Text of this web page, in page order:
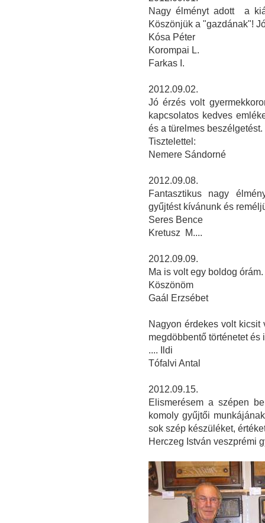
Nagy élményt adott a
Köszönjük a "gazdának"!
Kósa Péter
Korompai L.
Farkas I.
2012.09.02.
Jó érzés volt
kapcsolatos kedves
és a türelmes beszélgetést.
Tisztelettel:
Nemere Sándorné
2012.09.08.
Fantasztikus nagy
gyűjtést kívánunk és
Seres Bence
Kretusz M....
2012.09.09.
Ma is volt egy boldog
Köszönöm
Gaál Erzsébet
Nagyon érdekes volt
megdöbbentő történetet és
.... Ildi
Tófalvi Antal
2012.09.15.
Elismerésem a szépen
komoly gyűjtői
sok szép készüléket,
Herczeg István veszprémi